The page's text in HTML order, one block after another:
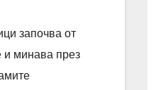
започва от
и минава през